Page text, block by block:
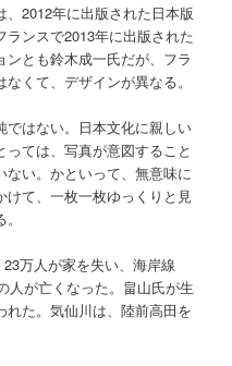
2012年に出版された日本版
ンスで2013年に出版された
とも鈴木成一氏だが、フラ
くて、デザインが異なる。
ではない。日本文化に親しい
ては、写真が意図すること
い。かといって、無意味に
て、一枚一枚ゆっくりと見
万人が家を失い、海岸線
人が亡くなった。畠山氏が生
れた。気仙川は、陸前高田を